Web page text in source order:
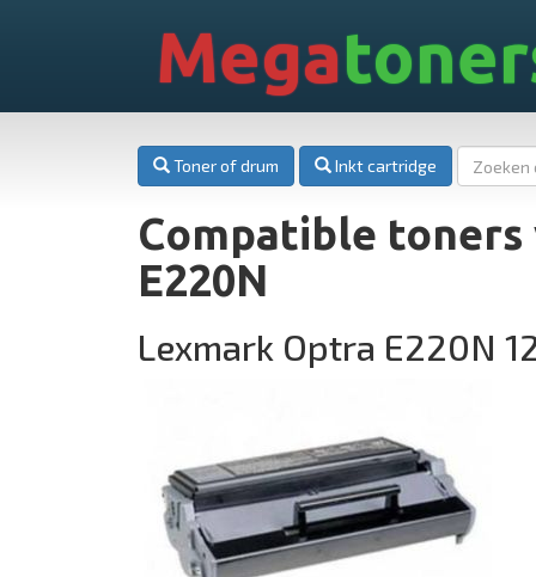
Mega
Toner of drum Inkt cartridge
Compatible
E220N
Lexmark Optra E220N